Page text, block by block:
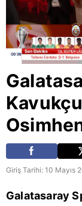
Giriş Tarihi: 10 Mayıs
Galatasaray